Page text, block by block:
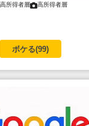
高所得者層 高所得者層
ボケる(99)